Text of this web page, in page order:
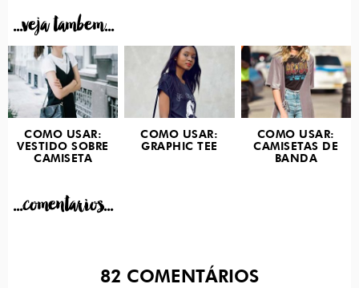
...veja tambem...
COMO USAR:
VESTIDO SOBRE
CAMISETA
COMO USAR:
GRAPHIC TEE
COMO USAR:
CAMISETAS DE
BANDA
...comentarios...
82 COMENTÁRIOS